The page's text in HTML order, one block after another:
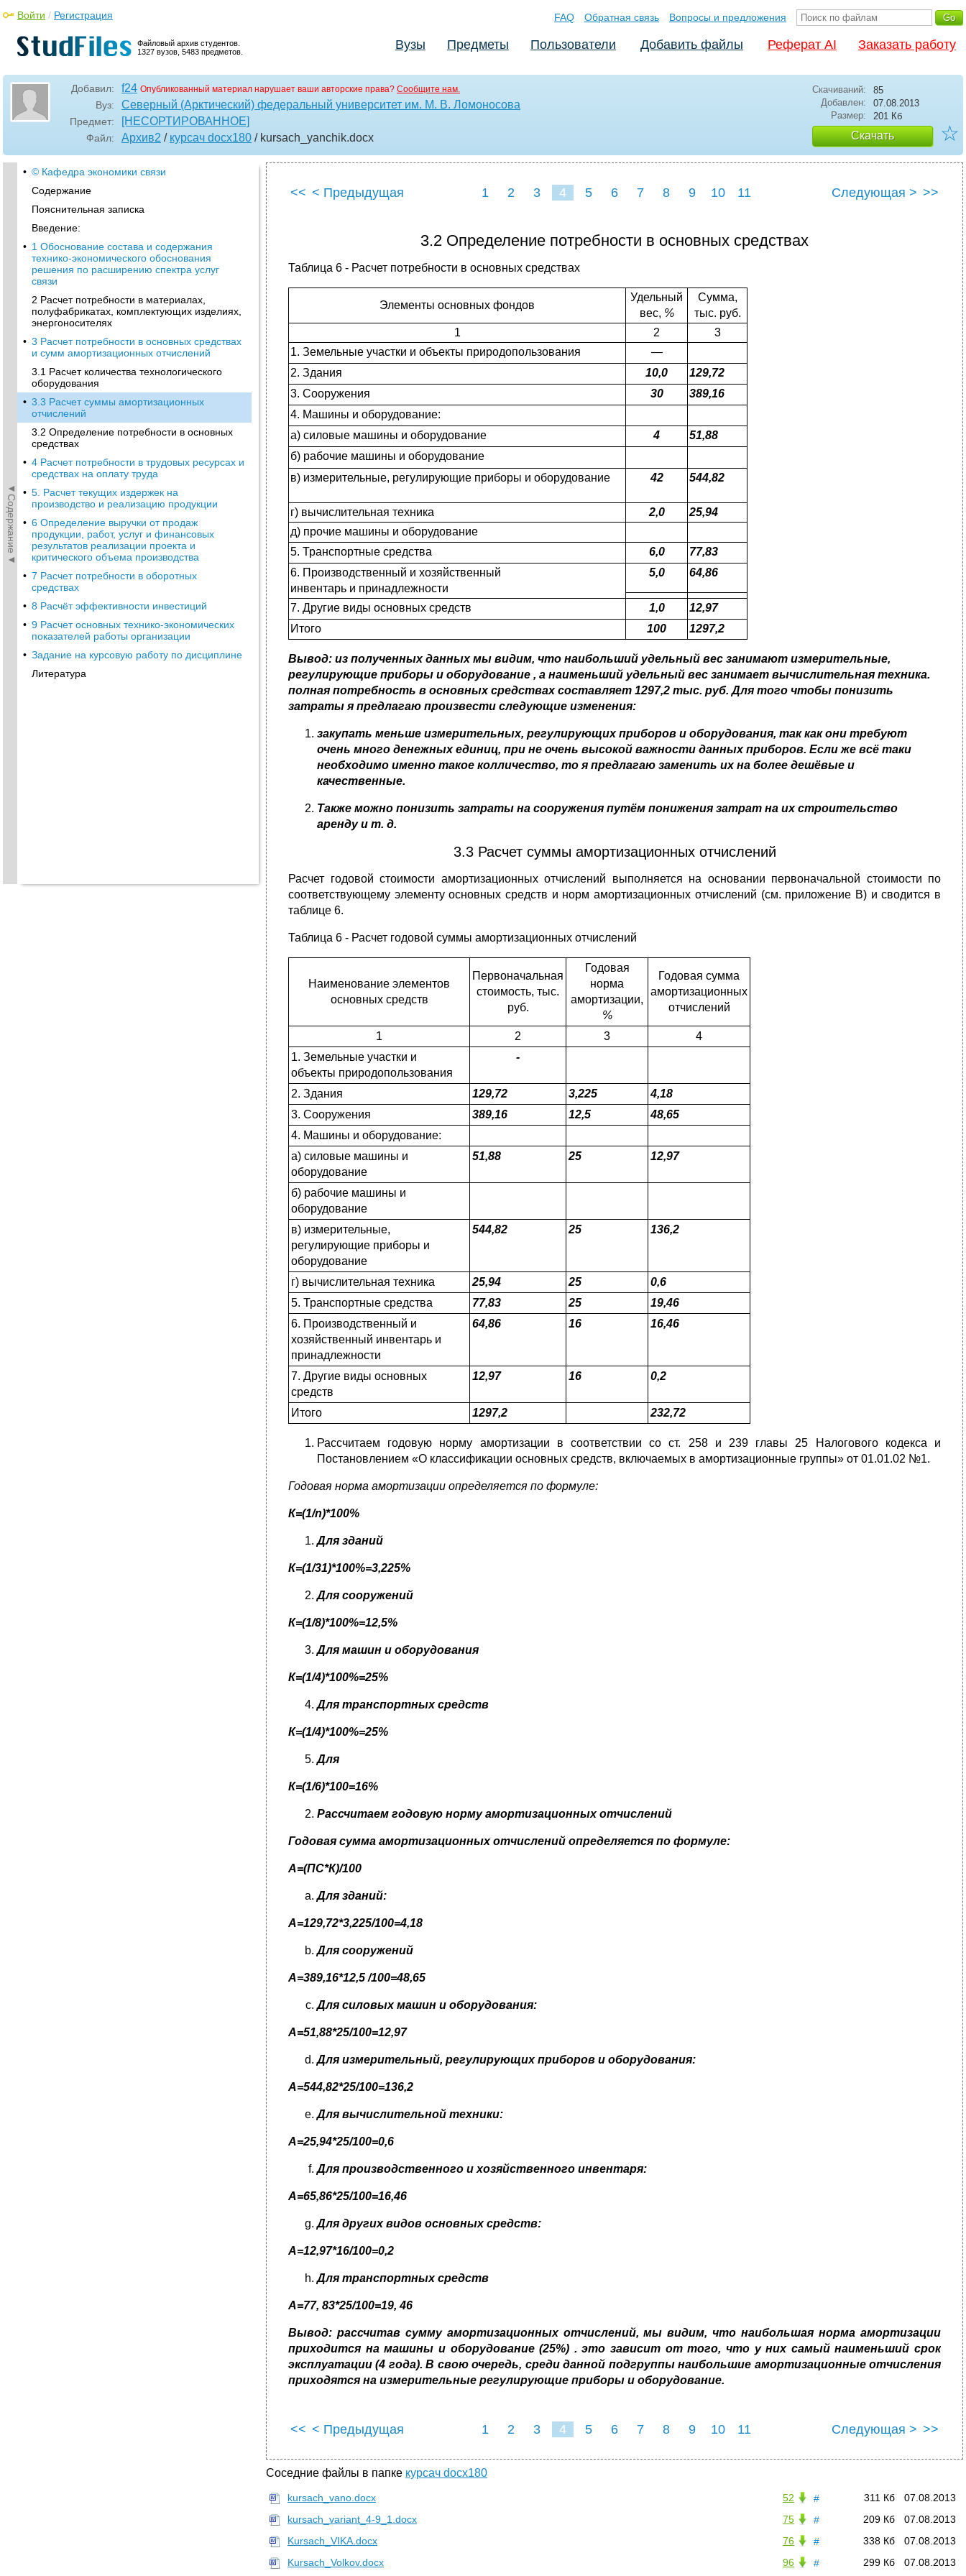
Файловый архив студентов.
1327 вузов, 5483 предметов.
Войти / Регистрация FAQ Обратная связь Вопросы и предложения
Вузы Предметы Пользователи Добавить файлы Реферат AI Заказать работу
Добавил: f24 Опубликованный материал нарушает ваши авторские права? Сообщите нам.
Вуз: Северный (Арктический) федеральный университет им. М. В. Ломоносова
Предмет: [НЕСОРТИРОВАННОЕ]
Файл: Архив2 / курсач docx180 / kursach_yanchik.docx
Скачиваний:
85
Добавлен:
07.08.2013
Размер:
201 Кб
Скачать ☆
◄Содержание◄
• © Кафедра экономики связи
Содержание
Пояснительная записка
Введение:
• 1 Обоснование состава и содержания
технико-экономического обоснования
решения по расширению спектра услуг
связи
2 Расчет потребности в материалах,
полуфабрикатах, комплектующих изделиях,
энергоносителях
• 3 Расчет потребности в основных средствах
и сумм амортизационных отчислений
3.1 Расчет количества технологического
оборудования
• 3.3 Расчет суммы амортизационных
отчислений
3.2 Определение потребности в основных
средствах
• 4 Расчет потребности в трудовых ресурсах и
средствах на оплату труда
• 5. Расчет текущих издержек на
производство и реализацию продукции
• 6 Определение выручки от продаж
продукции, работ, услуг и финансовых
результатов реализации проекта и
критического объема производства
• 7 Расчет потребности в оборотных
средствах
• 8 Расчёт эффективности инвестиций
• 9 Расчет основных технико-экономических
показателей работы организации
• Задание на курсовую работу по дисциплине
Литература
<< < Предыдущая 1 2 3 4 5 6 7 8 9 10 11 Следующая > >>
3.2 Определение потребности в основных средствах
Таблица 6 - Расчет потребности в основных средствах
Элементы основных фондов
Удельный
вес, %
Сумма,
тыс. руб.
1
2
3
1. Земельные участки и объекты природопользования
—
2. Здания
10,0
129,72
3. Сооружения
30
389,16
4. Машины и оборудование:
а) силовые машины и оборудование
4
51,88
б) рабочие машины и оборудование
в) измерительные, регулирующие приборы и оборудование
42 544,82
г) вычислительная техника 2,0
25,94
д) прочие машины и оборудование
5. Транспортные средства
6,0
77,83
6. Производственный и хозяйственный
инвентарь и принадлежности
5,0 64,86
7. Другие виды основных средств 1,0
12,97
Итого
100 1297,2
Вывод: из полученных данных мы видим, что наибольший удельный вес занимают измерительные,
регулирующие приборы и оборудование , а наименьший удельный вес занимает вычислительная техника.
полная потребность в основных средствах составляет 1297,2 тыс. руб. Для того чтобы понизить
затраты я предлагаю произвести следующие изменения:
закупать меньше измерительных, регулирующих приборов и оборудования, так как они требуют
очень много денежных единиц, при не очень высокой важности данных приборов. Если же всё таки
необходимо именно такое колличество, то я предлагаю заменить их на более дешёвые и
качественные.
Также можно понизить затраты на сооружения путём понижения затрат на их строительство
аренду и т. д.
3.3 Расчет суммы амортизационных отчислений
Расчет годовой стоимости амортизационных отчислений выполняется на основании первоначальной стоимости по
соответствующему элементу основных средств и норм амортизационных отчислений (см. приложение В) и сводится в
таблице 6.
Таблица 6 - Расчет годовой суммы амортизационных отчислений
Наименование элементов
основных средств
Первоначальная
стоимость, тыс.
руб.
Годовая
норма
амортизации,
%
Годовая сумма
амортизационных
отчислений
1 2 3
4
1. Земельные участки и
объекты природопользования
-
2. Здания 129,72 3,225
4,18
3. Сооружения
389,16 12,5
48,65
4. Машины и оборудование:
а) силовые машины и
оборудование
51,88 25 12,97
б) рабочие машины и
оборудование
в) измерительные,
регулирующие приборы и
оборудование
544,82 25 136,2
г) вычислительная техника 25,94 25
0,6
5. Транспортные средства
77,83 25
19,46
6. Производственный и
хозяйственный инвентарь и
принадлежности
64,86 16 16,46
7. Другие виды основных
средств
12,97 16 0,2
Итого 1297,2 232,72
Рассчитаем годовую норму амортизации в соответствии со ст. 258 и 239 главы 25 Налогового кодекса и
Постановлением «О классификации основных средств, включаемых в амортизационные группы» от 01.01.02 №1.
Годовая норма амортизации определяется по формуле:
К=(1/n)*100%
Для зданий
К=(1/31)*100%=3,225%
Для сооружений
К=(1/8)*100%=12,5%
Для машин и оборудования
К=(1/4)*100%=25%
Для транспортных средств
К=(1/4)*100%=25%
Для
К=(1/6)*100=16%
Рассчитаем годовую норму амортизационных отчислений
Годовая сумма амортизационных отчислений определяется по формуле:
А=(ПС*К)/100
Для зданий:
А=129,72*3,225/100=4,18
Для сооружений
А=389,16*12,5 /100=48,65
Для силовых машин и оборудования:
A=51,88*25/100=12,97
Для измерительный, регулирующих приборов и оборудования:
А=544,82*25/100=136,2
Для вычислительной техники:
А=25,94*25/100=0,6
Для производственного и хозяйственного инвентаря:
А=65,86*25/100=16,46
Для других видов основных средств:
A=12,97*16/100=0,2
Для транспортных средств
A=77, 83*25/100=19, 46
Вывод: рассчитав сумму амортизационных отчислений, мы видим, что наибольшая норма амортизации
приходится на машины и оборудование (25%) . это зависит от того, что у них самый наименьший срок
эксплуатации (4 года). В свою очередь, среди данной подгруппы наибольшие амортизационные отчисления
приходятся на измерительные регулирующие приборы и оборудование.
<< < Предыдущая 1 2 3 4 5 6 7 8 9 10 11 Следующая > >>
Соседние файлы в папке курсач docx180
# 07.08.2013
311 Кб
52
kursach_vano.docx
#
07.08.2013
209 Кб
75
kursach_variant_4-9_1.docx
#
07.08.2013
338 Кб
76
Kursach_VIKA.docx
#
07.08.2013
299 Кб
96
Kursach_Volkov.docx